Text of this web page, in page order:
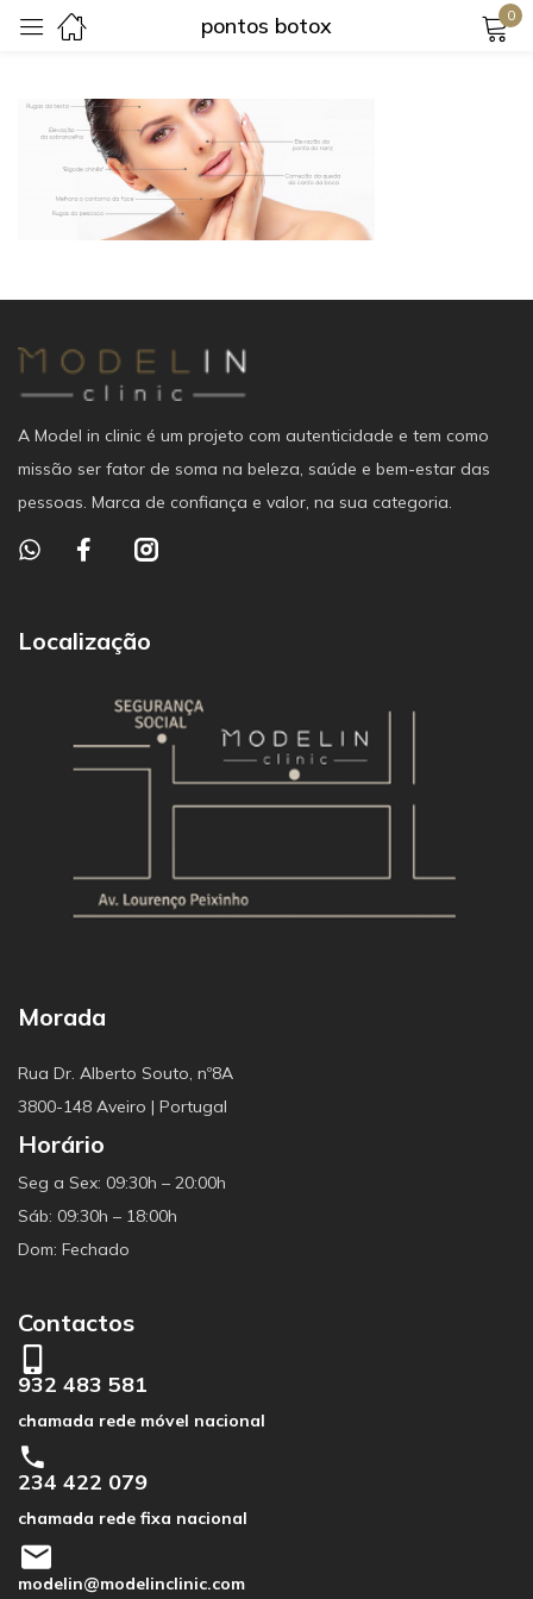
pontos botox 0
A Model in clinic é um projeto com autenticidade e tem como
missão ser fator de soma na beleza, saúde e bem-estar das
pessoas. Marca de confiança e valor, na sua categoria.
Localização
Morada
Rua Dr. Alberto Souto, nº8A
3800-148 Aveiro | Portugal
Horário
Seg a Sex: 09:30h – 20:00h
Sáb: 09:30h – 18:00h
Dom: Fechado
Contactos
932 483 581
chamada rede móvel nacional
234 422 079
chamada rede fixa nacional
modelin@modelinclinic.com
Login